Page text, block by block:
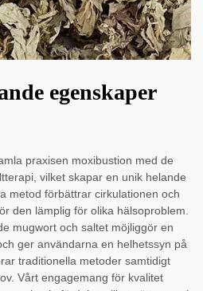
egenskaper
praxisen moxibustion med de
vilket skapar en unik helande
metod förbättrar cirkulationen och
den lämplig för olika hälsoproblem.
mugwort och saltet möjliggör en
ger användarna en helhetssyn på
traditionella metoder samtidigt
Vårt engagemang för kvalitet